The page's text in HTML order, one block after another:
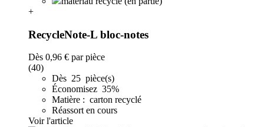
+
RecycleNote-L bloc-notes
Dès 0,96 € par pièce
(40)
Dès 25 pièce(s)
Économisez 35%
Matière : carton recyclé
Réassort en cours
Voir l'article